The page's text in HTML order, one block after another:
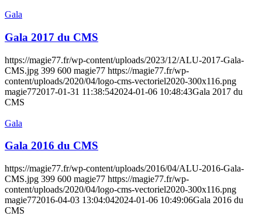
Gala
Gala 2017 du CMS
https://magie77.fr/wp-content/uploads/2023/12/ALU-2017-Gala-
CMS.jpg 399 600 magie77 https://magie77.fr/wp-
content/uploads/2020/04/logo-cms-vectoriel2020-300x116.png
magie772017-01-31 11:38:542024-01-06 10:48:43Gala 2017 du
CMS
Gala
Gala 2016 du CMS
https://magie77.fr/wp-content/uploads/2016/04/ALU-2016-Gala-
CMS.jpg 399 600 magie77 https://magie77.fr/wp-
content/uploads/2020/04/logo-cms-vectoriel2020-300x116.png
magie772016-04-03 13:04:042024-01-06 10:49:06Gala 2016 du
CMS